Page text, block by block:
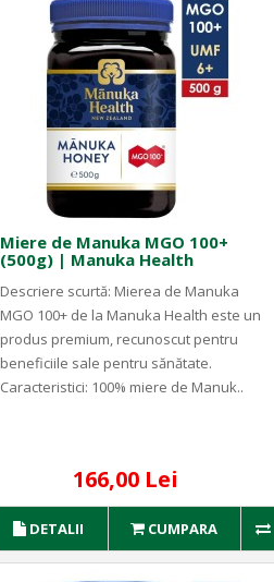
Miere de Manuka MGO 100+
(500g) | Manuka Health
Descriere scurtă: Mierea de Manuka
MGO 100+ de la Manuka Health este un
produs premium, recunoscut pentru
beneficiile sale pentru sănătate.
Caracteristici: 100% miere de Manuk..
166,00 Lei
DETALII CUMPARA